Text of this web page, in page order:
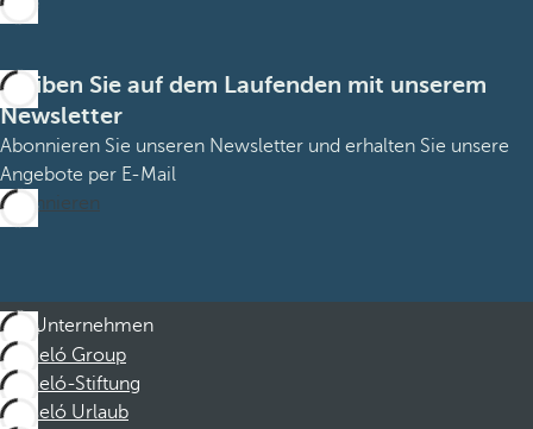
Bleiben Sie auf dem Laufenden mit unserem
Newsletter
Abonnieren Sie unseren Newsletter und erhalten Sie unsere
Angebote per E-Mail
Abonnieren
Unternehmen
Barceló Group
Barceló-Stiftung
Barceló Urlaub